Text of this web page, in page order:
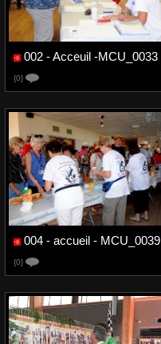
002 - Acceuil -MCU_0033
{0}
004 - accueil - MCU_0039
{0}